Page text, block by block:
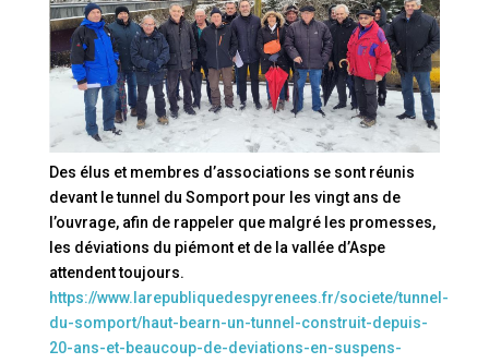
Des élus et membres d’associations se sont réunis
devant le tunnel du Somport pour les vingt ans de
l’ouvrage, afin de rappeler que malgré les promesses,
les déviations du piémont et de la vallée d’Aspe
attendent toujours.
https://www.larepubliquedespyrenees.fr/societe/tunnel-
du-somport/haut-bearn-un-tunnel-construit-depuis-
20-ans-et-beaucoup-de-deviations-en-suspens-